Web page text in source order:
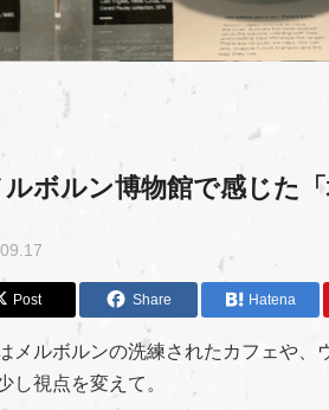
ルボルン博物館で感じた
Post Share Hatena
メルボルンの洗練されたカフェや、
し視点を変えて。